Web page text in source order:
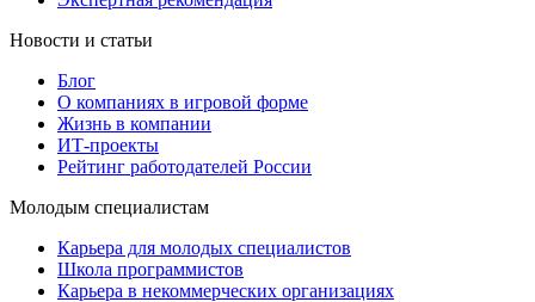
Новости и статьи
Блог
О компаниях в игровой форме
Жизнь в компании
ИТ-проекты
Рейтинг работодателей России
Молодым специалистам
Карьера для молодых специалистов
Школа программистов
Карьера в некоммерческих организациях